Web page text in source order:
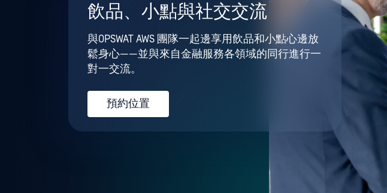
飲品、小點與社交交流
與OPSWAT AWS 團隊一起邊享用飲品和小點心邊放
鬆身心——並與來自金融服務各領域的同行進行一
對一交流。
預約位置